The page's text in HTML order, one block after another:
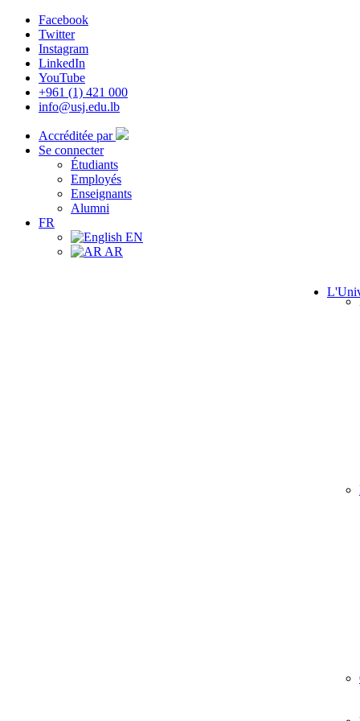
Facebook
Twitter
Instagram
LinkedIn
YouTube
+961 (1) 421 000
info@usj.edu.lb
Accréditée par
Se connecter
Étudiants
Employés
Enseignants
Alumni
FR
EN
AR